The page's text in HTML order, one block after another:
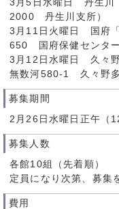
3月5日水曜日 丹生川
2000 丹生川支所）
3月11日火曜日 国府
650 国府保健センター
3月12日水曜日 久々野
無数河580-1 久々野多
募集期間
2月26日水曜日正午（
募集人数
各館10組（先着順）
定員になり次第、募集
費用